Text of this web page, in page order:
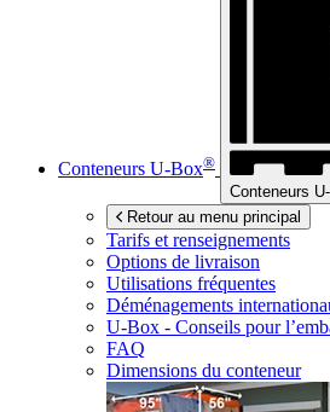
Conteneurs U-Box®
Conteneurs
Retour au menu principal
Tarifs et renseignements
Options de livraison
Utilisations fréquentes
Déménagements
U-Box - Conseils pour
FAQ
Dimensions du conteneur